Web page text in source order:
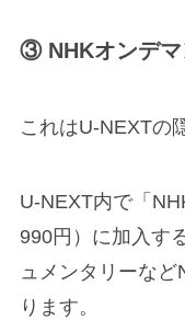
③ NHKオンデマ
これはU-NEXTの
U-NEXT内で「
990円）に加入す
ュメンタリーな
ります。